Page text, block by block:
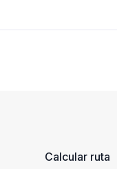
Calcular ruta